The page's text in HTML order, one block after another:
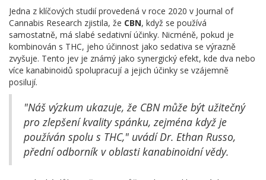
Jedna z klíčových studií provedená v roce 2020 v Journal of
Cannabis Research zjistila, že CBN, když se používá
samostatně, má slabé sedativní účinky. Nicméně, pokud je
kombinován s THC, jeho účinnost jako sedativa se výrazně
zvyšuje. Tento jev je známý jako synergický efekt, kde dva nebo
více kanabinoidů spolupracují a jejich účinky se vzájemně
posilují.
"Náš výzkum ukazuje, že CBN může být užitečný
pro zlepšení kvality spánku, zejména když je
používán spolu s THC," uvádí Dr. Ethan Russo,
přední odborník v oblasti kanabinoidní vědy.